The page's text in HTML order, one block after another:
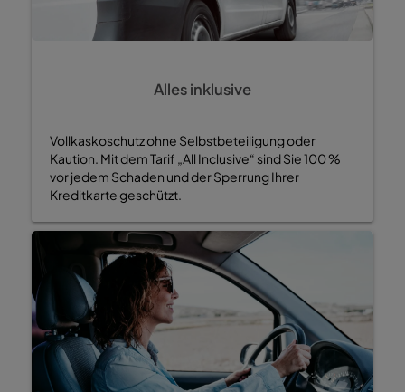
Alles inklusive
Vollkaskoschutz ohne Selbstbeteiligung oder
Kaution. Mit dem Tarif „All Inclusive“ sind Sie 100 %
vor jedem Schaden und der Sperrung Ihrer
Kreditkarte geschützt.